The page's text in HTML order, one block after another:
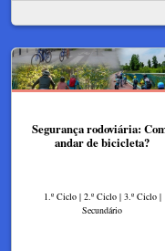
Segurança rodoviária:
andar de bicicleta?
1.º Ciclo | 2.º Ciclo | 3.º Ciclo |
Secundário